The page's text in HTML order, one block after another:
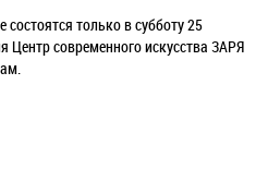
только в субботу 25
Центр современного искусства ЗАРЯ